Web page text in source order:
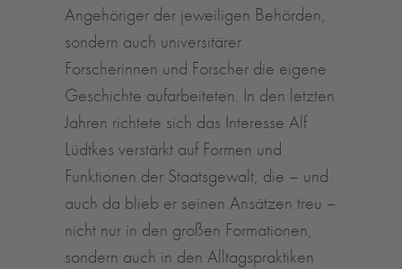
Angehöriger der jeweiligen Behörden,
sondern auch universitärer
Forscherinnen und Forscher die eigene
Geschichte aufarbeiteten. In den letzten
Jahren richtete sich das Interesse Alf
Lüdtkes verstärkt auf Formen und
Funktionen der Staatsgewalt, die – und
auch da blieb er seinen Ansätzen treu –
nicht nur in den großen Formationen,
sondern auch in den Alltagspraktiken